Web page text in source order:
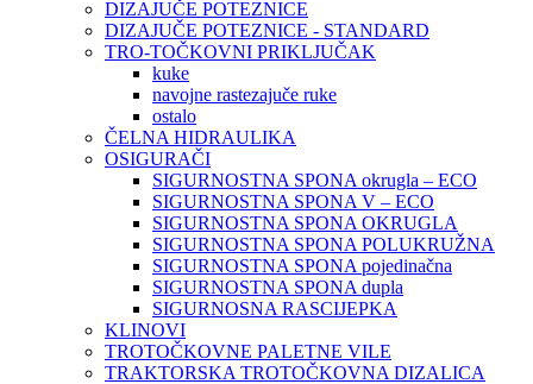
DIZAJUČE POTEZNICE
DIZAJUČE POTEZNICE - STANDARD
TRO-TOČKOVNI PRIKLJUČAK
kuke
navojne rastezajuče ruke
ostalo
ČELNA HIDRAULIKA
OSIGURAČI
SIGURNOSTNA SPONA okrugla – ECO
SIGURNOSTNA SPONA V – ECO
SIGURNOSTNA SPONA OKRUGLA
SIGURNOSTNA SPONA POLUKRUŽNA
SIGURNOSTNA SPONA pojedinačna
SIGURNOSTNA SPONA dupla
SIGURNOSNA RASCIJEPKA
KLINOVI
TROTOČKOVNE PALETNE VILE
TRAKTORSKA TROTOČKOVNA DIZALICA